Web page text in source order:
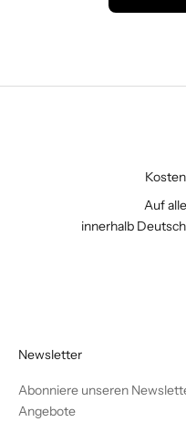
Auf
innerhalb
Newsletter
Abonniere unseren
Angebote